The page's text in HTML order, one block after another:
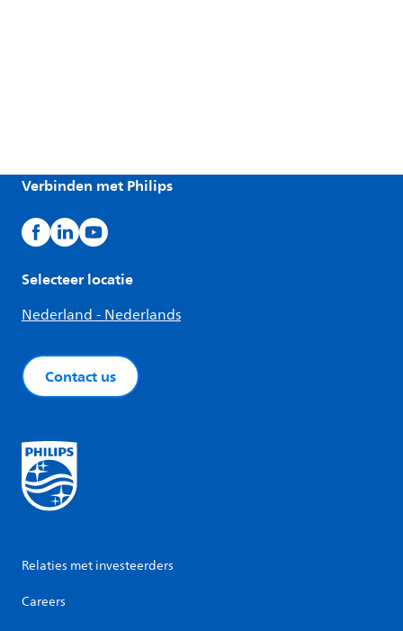
Verbinden met Philips
Selecteer locatie
Nederland - Nederlands
Contact us
Relaties met investeerders
Careers